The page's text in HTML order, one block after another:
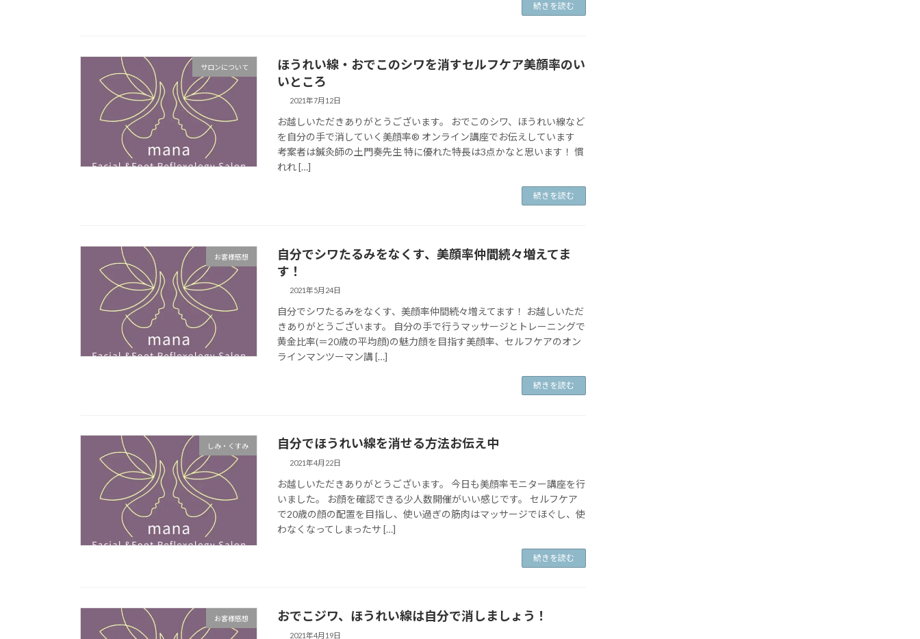
続きを読む
サロンについて
ほうれい線・おでこのシワを消すセルフケア美顔率のい
いところ
2021年7月12日
お越しいただきありがとうございます。 おでこのシワ、ほうれい線など
を自分の手で消していく美顔率®️ オンライン講座でお伝えしています
考案者は鍼灸師の土門奏先生 特に優れた特長は3点かなと思います！ 慣
れれ […]
続きを読む
お客様感想
自分でシワたるみをなくす、美顔率仲間続々増えてま
す！
2021年5月24日
自分でシワたるみをなくす、美顔率仲間続々増えてます！ お越しいただ
きありがとうございます。 自分の手で行うマッサージとトレーニングで
黄金比率(＝20歳の平均顔)の魅力顔を目指す美顔率、セルフケアのオン
ラインマンツーマン講 […]
続きを読む
しみ・くすみ 自分でほうれい線を消せる方法お伝え中
2021年4月22日
お越しいただきありがとうございます。 今日も美顔率モニター講座を行
いました。 お顔を確認できる少人数開催がいい感じです。 セルフケア
で20歳の顔の配置を目指し、使い過ぎの筋肉はマッサージでほぐし、使
わなくなってしまったサ […]
続きを読む
お客様感想 おでこジワ、ほうれい線は自分で消しましょう！
2021年4月19日